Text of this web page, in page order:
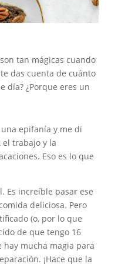
tan mágicas cuando
das cuenta de cuánto
día? ¿Porque eres un
epifanía y me di
el trabajo y la
Eso es lo que
Es increíble pasar ese
deliciosa. Pero
(o, por lo que
de que tengo 16
hay mucha magia para
¡Hace que la